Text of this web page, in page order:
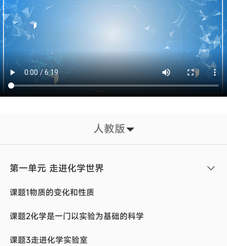
人教版
第一单元 走进化学世界
课题1物质的变化和性质
课题2化学是一门以实验为基础的科学
课题3走进化学实验室